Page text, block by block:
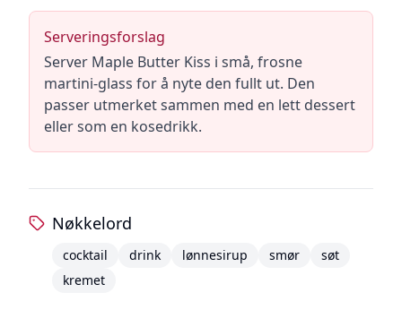
Serveringsforslag
Server Maple Butter Kiss i små, frosne
martini-glass for å nyte den fullt ut. Den
passer utmerket sammen med en lett dessert
eller som en kosedrikk.
Nøkkelord
cocktail drink lønnesirup smør
søt
kremet